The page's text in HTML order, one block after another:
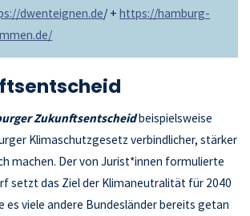
dwenteignen.de/ +https://hamburg-
Zukunftsentscheidbeispielsweise
Klimaschutzgesetz verbindlicher, stärker
machen. Der von Jurist*innen formulierte
setzt das Ziel der Klimaneutralität für 2040
viele andere Bundesländer bereits getan